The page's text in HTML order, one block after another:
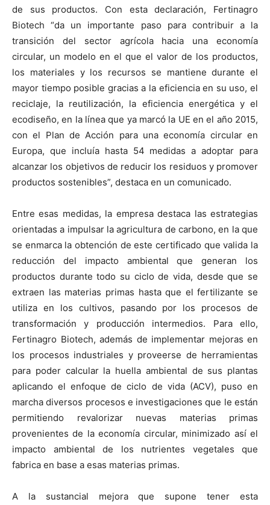
de sus productos. Con esta declaración, Fertinagro
Biotech “da un importante paso para contribuir a la
transición del sector agrícola hacia una economía
circular, un modelo en el que el valor de los productos,
los materiales y los recursos se mantiene durante el
mayor tiempo posible gracias a la eficiencia en su uso, el
reciclaje, la reutilización, la eficiencia energética y el
ecodiseño, en la línea que ya marcó la UE en el año 2015,
con el Plan de Acción para una economía circular en
Europa, que incluía hasta 54 medidas a adoptar para
alcanzar los objetivos de reducir los residuos y promover
productos sostenibles”, destaca en un comunicado.
Entre esas medidas, la empresa destaca las estrategias
orientadas a impulsar la agricultura de carbono, en la que
se enmarca la obtención de este certificado que valida la
reducción del impacto ambiental que generan los
productos durante todo su ciclo de vida, desde que se
extraen las materias primas hasta que el fertilizante se
utiliza en los cultivos, pasando por los procesos de
transformación y producción intermedios. Para ello,
Fertinagro Biotech, además de implementar mejoras en
los procesos industriales y proveerse de herramientas
para poder calcular la huella ambiental de sus plantas
aplicando el enfoque de ciclo de vida (ACV), puso en
marcha diversos procesos e investigaciones que le están
permitiendo revalorizar nuevas materias primas
provenientes de la economía circular, minimizado así el
impacto ambiental de los nutrientes vegetales que
fabrica en base a esas materias primas.
A la sustancial mejora que supone tener esta